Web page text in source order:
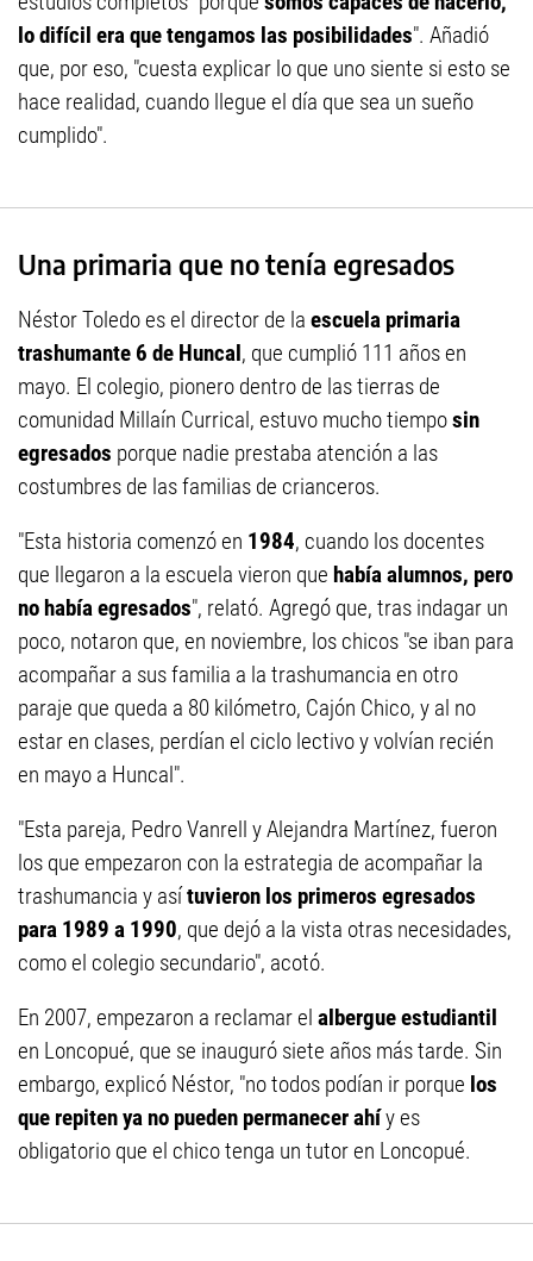
lo difícil era que tengamos las posibilidades". Añadió
que, por eso, "cuesta explicar lo que uno siente si esto se
hace realidad, cuando llegue el día que sea un sueño
cumplido".
Una primaria que no tenía egresados
Néstor Toledo es el director de la escuela primaria
trashumante 6 de Huncal, que cumplió 111 años en
mayo. El colegio, pionero dentro de las tierras de
comunidad Millaín Currical, estuvo mucho tiemposin
egresados porque nadie prestaba atención a las
costumbres de las familias de crianceros.
"Esta historia comenzó en 1984, cuando los docentes
que llegaron a la escuela vieron que había alumnos, pero
no había egresados", relató. Agregó que, tras indagar un
poco, notaron que, en noviembre, los chicos "se iban para
acompañar a sus familia a la trashumancia en otro
paraje que queda a 80 kilómetro, Cajón Chico, y al no
estar en clases, perdían el ciclo lectivo y volvían recién
en mayo a Huncal".
"Esta pareja, Pedro Vanrell y Alejandra Martínez, fueron
los que empezaron con la estrategia de acompañar la
trashumancia y asítuvieron los primeros egresados
para 1989 a 1990, que dejó a la vista otras necesidades,
como el colegio secundario", acotó.
En 2007, empezaron a reclamar el albergue estudiantil
en Loncopué, que se inauguró siete años más tarde. Sin
embargo, explicó Néstor, "no todos podían ir porque los
que repiten ya no pueden permanecer ahíy es
obligatorio que el chico tenga un tutor en Loncopué.